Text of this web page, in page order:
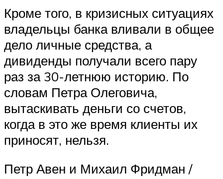
Кроме того, в кризисных ситуациях
владельцы банка вливали в общее
дело личные средства, а
дивиденды получали всего пару
раз за 30-летнюю историю. По
словам Петра Олеговича,
вытаскивать деньги со счетов,
когда в это же время клиенты их
приносят, нельзя.
Петр Авен и Михаил Фридман /